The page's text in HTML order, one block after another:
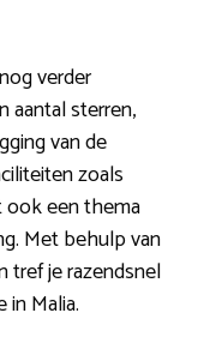
verder
aantal sterren,
van de
zoals
ook een thema
Met behulp van
tref je razendsnel
Malia.